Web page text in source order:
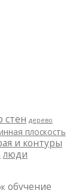
стен дерево
плоскость
и контуры
люди
обучение